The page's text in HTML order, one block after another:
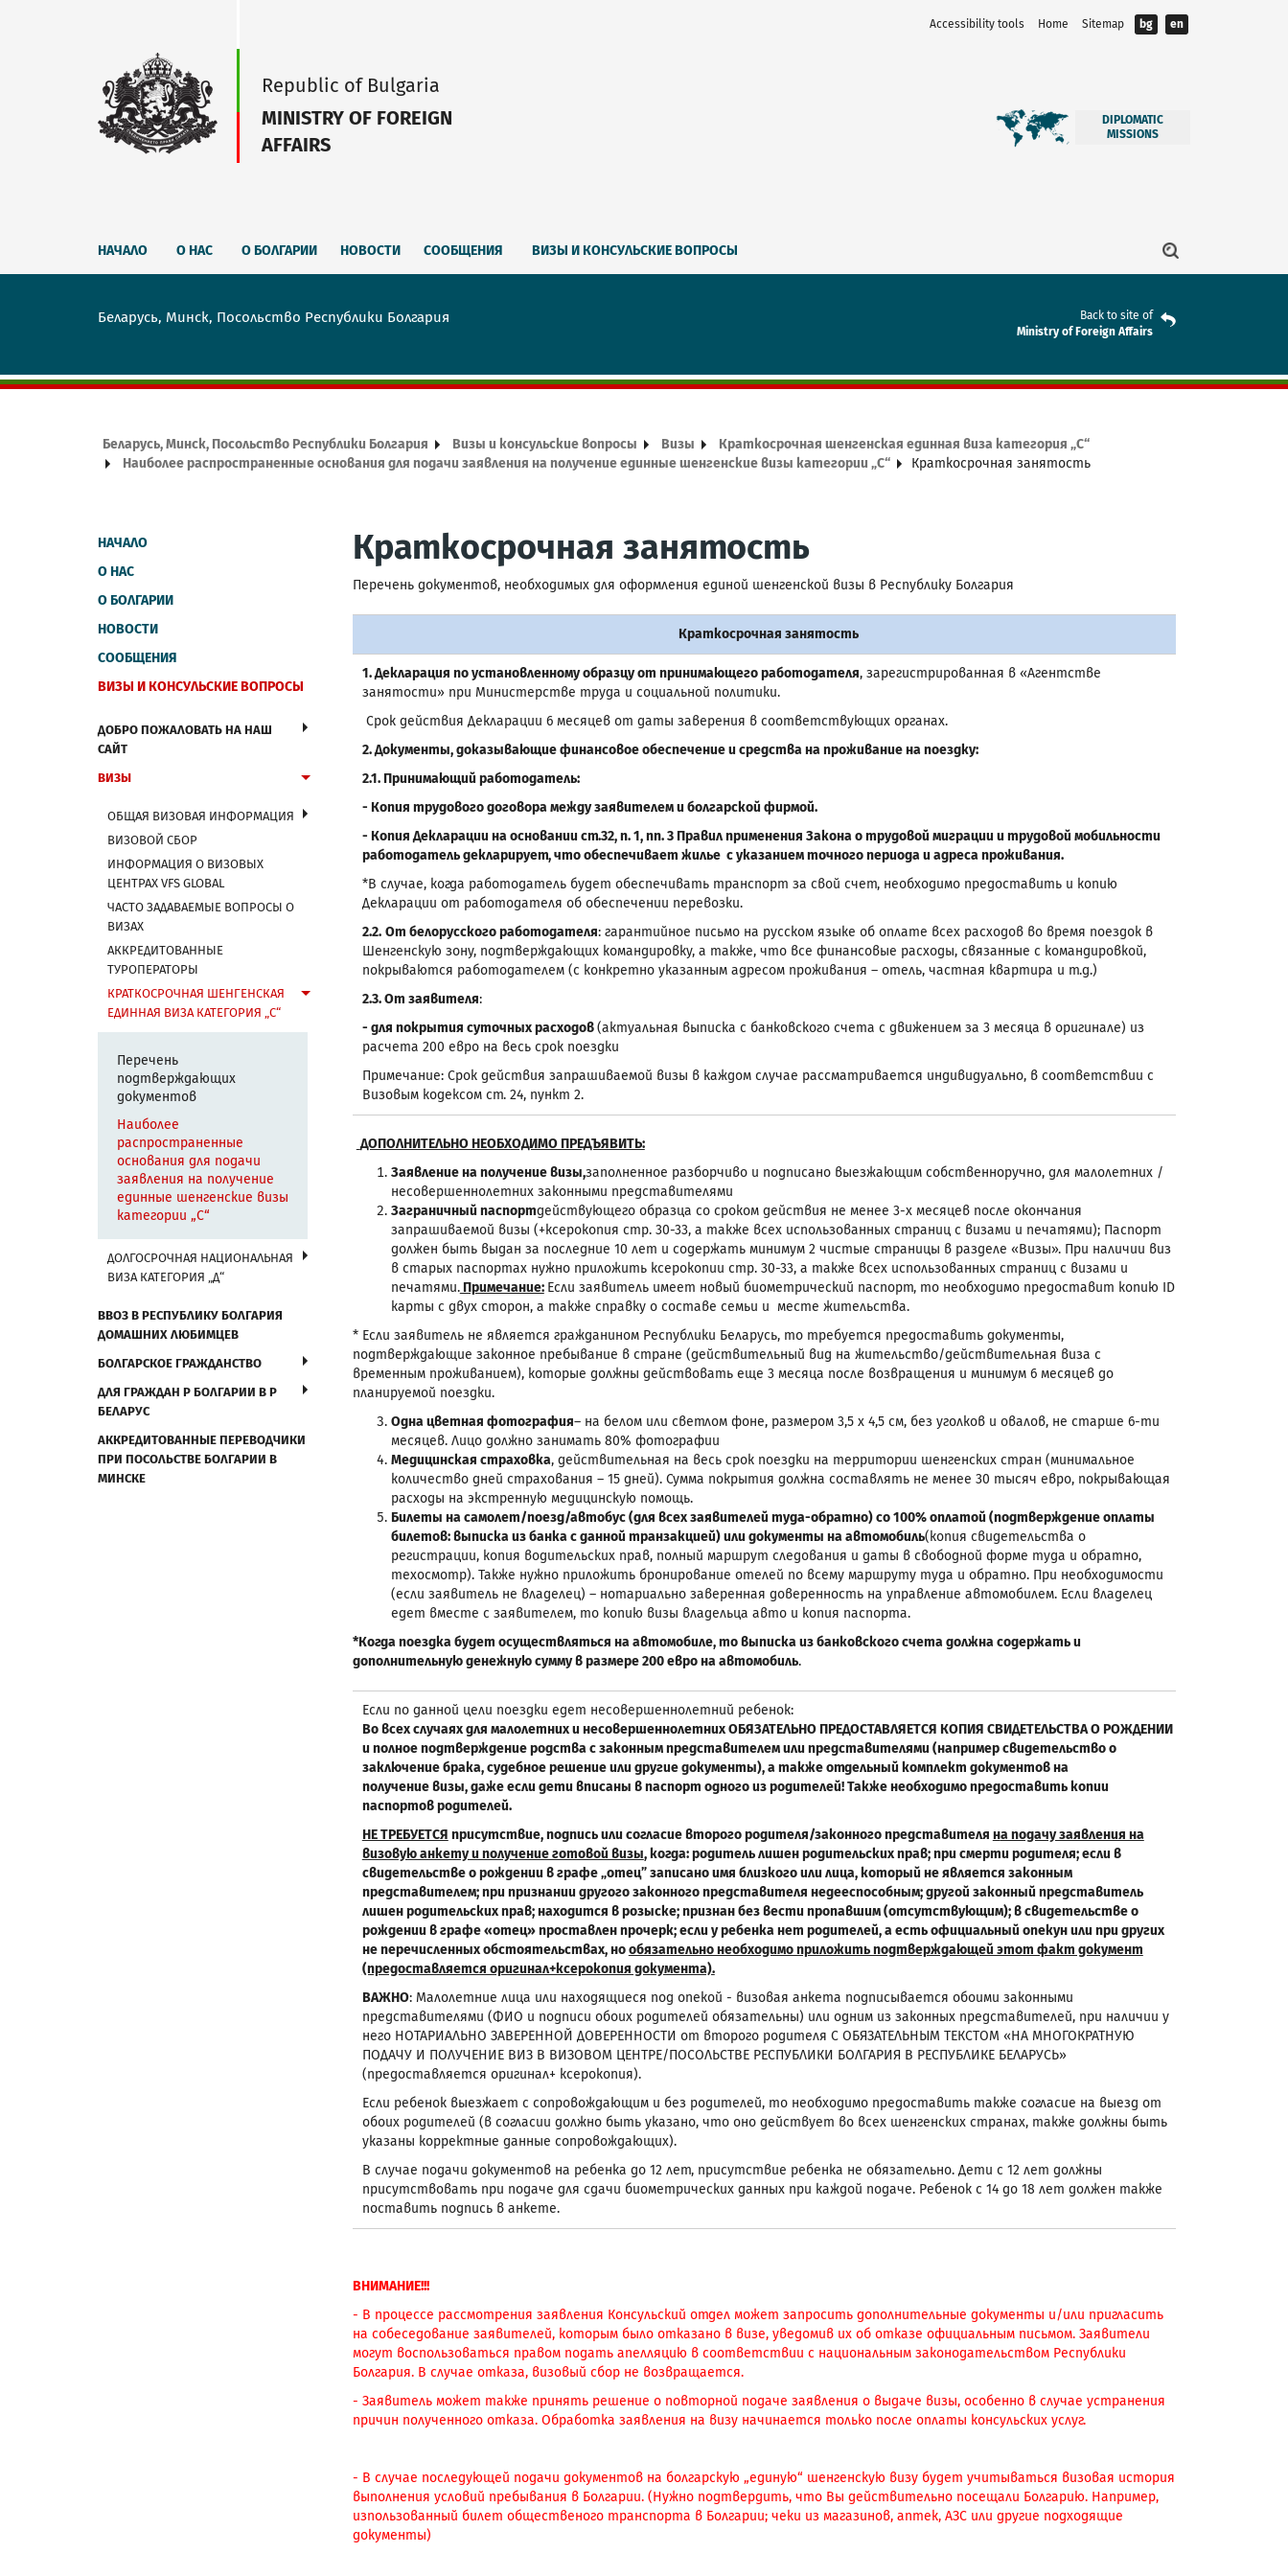
Accessibility tools Home Sitemap bg en
Republic of Bulgaria
MINISTRY OF FOREIGN
AFFAIRS
DIPLOMATIC
MISSIONS
НАЧАЛО О НАС О БОЛГАРИИ НОВОСТИ СООБЩЕНИЯ ВИЗЫ И КОНСУЛЬСКИЕ ВОПРОСЫ
Беларусь, Минск, Посольство Республики Болгария
Back to site of
Ministry of Foreign Affairs
Беларусь, Минск, Посольство Республики Болгария Визы и консульские вопросы Визы
Краткосрочная шенгенская единная виза категория „С“
Наиболее распространенные основания для подачи заявления на получение единные шенгенские визы категории „C“
Краткосрочная занятость
НАЧАЛО
О НАС
О БОЛГАРИИ
НОВОСТИ
СООБЩЕНИЯ
ВИЗЫ И КОНСУЛЬСКИЕ ВОПРОСЫ
ДОБРО ПОЖАЛОВАТЬ НА НАШ
САЙТ
ВИЗЫ
ОБЩАЯ ВИЗОВАЯ ИНФОРМАЦИЯ
ВИЗОВОЙ СБОР
ИНФОРМАЦИЯ О ВИЗОВЫХ
ЦЕНТРАХ VFS GLOBAL
ЧАСТО ЗАДАВАЕМЫЕ ВОПРОСЫ О
ВИЗАХ
АККРЕДИТОВАННЫЕ
ТУРОПЕРАТОРЫ
КРАТКОСРОЧНАЯ ШЕНГЕНСКАЯ
ЕДИННАЯ ВИЗА КАТЕГОРИЯ „С“
Перечень
подтверждающих
документов
Наиболее
распространенные
основания для подачи
заявления на получение
единные шенгенские визы
категории „C“
ДОЛГОСРОЧНАЯ НАЦИОНАЛЬНАЯ
ВИЗА КАТЕГОРИЯ „Д“
ВВОЗ В РЕСПУБЛИКУ БОЛГАРИЯ
ДОМАШНИХ ЛЮБИМЦЕВ
БОЛГАРСКОЕ ГРАЖДАНСТВО
ДЛЯ ГРАЖДАН Р БОЛГАРИИ В Р
БЕЛАРУС
АККРЕДИТОВАННЫЕ ПЕРЕВОДЧИКИ
ПРИ ПОСОЛЬСТВЕ БОЛГАРИИ В
МИНСКЕ
Краткосрочная занятость
Перечень документов, необходимых для оформления единой шенгенской визы в Республику Болгария
Краткосрочная занятость
1. Декларация по установленному образцу от принимающего работодателя, зарегистрированная в «Агентстве
занятости» при Министерстве труда и социальной политики.
Срок действия Декларации 6 месяцев от даты заверения в соответствующих органах.
2. Документы, доказывающие финансовое обеспечение и средства на проживание на поездку:
2.1. Принимающий работодатель:
- Копия трудового договора между заявителем и болгарской фирмой.
- Копия Декларации на основании ст.32, п. 1, пп. 3 Правил применения Закона о трудовой миграции и трудовой мобильности
работодатель декларирует, что обеспечивает жилье с указанием точного периода и адреса проживания.
*В случае, когда работодатель будет обеспечивать транспорт за свой счет, необходимо предоставить и копию
Декларации от работодателя об обеспечении перевозки.
2.2. От белорусского работодателя: гарантийное письмо на русском языке об оплате всех расходов во время поездок в
Шенгенскую зону, подтверждающих командировку, а также, что все финансовые расходы, связанные с командировкой,
покрываются работодателем (с конкретно указанным адресом проживания – отель, частная квартира и т.д.)
2.3. От заявителя:
- для покрытия суточных расходов(актуальная выписка с банковского счета с движением за 3 месяца в оригинале) из
расчета 200 евро на весь срок поездки
Примечание: Срок действия запрашиваемой визы в каждом случае рассматривается индивидуально, в соответствии с
Визовым кодексом ст. 24, пункт 2.
ДОПОЛНИТЕЛЬНО НЕОБХОДИМО ПРЕДЪЯВИТЬ:
Заявление на получение визы,заполненное разборчиво и подписано выезжающим собственноручно, для малолетних /
несовершеннолетних законными представителями
Заграничный паспортдействующего образца со сроком действия не менее 3-х месяцев после окончания
запрашиваемой визы (+ксерокопия стр. 30-33, а также всех использованных страниц с визами и печатями); Паспорт
должен быть выдан за последние 10 лет и содержать минимум 2 чистые страницы в разделе «Визы». При наличии виз
в старых паспортах нужно приложить ксерокопии стр. 30-33, а также всех использованных страниц с визами и
печатями.Примечание: Если заявитель имеет новый биометрический паспорт, то необходимо предоставит копию ID
карты с двух сторон, а также справку о составе семьи и месте жительства.
* Если заявитель не является гражданином Республики Беларусь, то требуется предоставить документы,
подтверждающие законное пребывание в стране (действительный вид на жительство/действительная виза с
временным проживанием), которые должны действовать еще 3 месяца после возвращения и минимум 6 месяцев до
планируемой поездки.
Одна цветная фотография– на белом или светлом фоне, размером 3,5 х 4,5 см, без уголков и овалов, не старше 6-ти
месяцев. Лицо должно занимать 80% фотографии
Медицинская страховка, действительная на весь срок поездки на территории шенгенских стран (минимальное
количество дней страхования – 15 дней). Сумма покрытия должна составлять не менее 30 тысяч евро, покрывающая
расходы на экстренную медицинскую помощь.
Билеты на самолет/поезд/автобус (для всех заявителей туда-обратно) со 100% оплатой (подтверждение оплаты
билетов: выписка из банка с данной транзакцией) или документы на автомобиль(копия свидетельства о
регистрации, копия водительских прав, полный маршрут следования и даты в свободной форме туда и обратно,
техосмотр). Также нужно приложить бронирование отелей по всему маршруту туда и обратно. При необходимости
(если заявитель не владелец) – нотариально заверенная доверенность на управление автомобилем. Если владелец
едет вместе с заявителем, то копию визы владельца авто и копия паспорта.
*Когда поездка будет осуществляться на автомобиле, то выписка из банковского счета должна содержать и
дополнительную денежную сумму в размере 200 евро на автомобиль.
Если по данной цели поездки едет несовершеннолетний ребенок:
Во всех случаях для малолетних и несовершеннолетних ОБЯЗАТЕЛЬНО ПРЕДОСТАВЛЯЕТСЯ КОПИЯ СВИДЕТЕЛЬСТВА О РОЖДЕНИИ
и полное подтверждение родства с законным представителем или представителями (например свидетельство о
заключение брака, судебное решение или другие документы), а также отдельный комплект документов на
получение визы, даже если дети вписаны в паспорт одного из родителей! Также необходимо предоставить копии
паспортов родителей.
НЕ ТРЕБУЕТСЯ присутствие, подпись или согласие второго родителя/законного представителя на подачу заявления на
визовую анкету и получение готовой визы, когда: родитель лишен родительских прав; при смерти родителя; если в
свидетельстве о рождении в графе„отец” записано имя близкого или лица, который не является законным
представителем; при признании другого законного представителя недееспособным; другой законный представитель
лишен родительских прав; находится в розыске; признан без вести пропавшим(отсутствующим); в свидетельстве о
рождении в графе «отец» проставлен прочерк; если у ребенка нет родителей, а есть официальный опекун или при других
не перечисленных обстоятельствах, нообязательно необходимо приложить подтверждающей этот факт документ
(предоставляется оригинал+ксерокопия документа).
ВАЖНО: Малолетние лица или находящиеся под опекой - визовая анкета подписывается обоими законными
представителями (ФИО и подписи обоих родителей обязательны) или одним из законных представителей, при наличии у
него НОТАРИАЛЬНО ЗАВЕРЕННОЙ ДОВЕРЕННОСТИ от второго родителя С ОБЯЗАТЕЛЬНЫМ ТЕКСТОМ «НА МНОГОКРАТНУЮ
ПОДАЧУ И ПОЛУЧЕНИЕ ВИЗ В ВИЗОВОМ ЦЕНТРЕ/ПОСОЛЬСТВЕ РЕСПУБЛИКИ БОЛГАРИЯ В РЕСПУБЛИКЕ БЕЛАРУСЬ»
(предоставляется оригинал+ ксерокопия).
Если ребенок выезжает с сопровождающим и без родителей, то необходимо предоставить также согласие на выезд от
обоих родителей (в согласии должно быть указано, что оно действует во всех шенгенских странах, также должны быть
указаны корректные данные сопровождающих).
В случае подачи документов на ребенка до 12 лет, присутствие ребенка не обязательно. Дети с 12 лет должны
присутствовать при подаче для сдачи биометрических данных при каждой подаче. Ребенок с 14 до 18 лет должен также
поставить подпись в анкете.
ВНИМАНИЕ!!!
- В процессе рассмотрения заявления Консульский отдел может запросить дополнительные документы и/или пригласить
на собеседование заявителей, которым было отказано в визе, уведомив их об отказе официальным письмом. Заявители
могут воспользоваться правом подать апелляцию в соответствии с национальным законодательством Республики
Болгария. В случае отказа, визовый сбор не возвращается.
- Заявитель может также принять решение о повторной подаче заявления о выдаче визы, особенно в случае устранения
причин полученного отказа. Обработка заявления на визу начинается только после оплаты консульских услуг.
- В случае последующей подачи документов на болгарскую „единую“ шенгенскую визу будет учитываться визовая история
выполнения условий пребывания в Болгарии. (Нужно подтвердить, что Вы действительно посещали Болгарию. Например,
изпользованный билет общественого транспорта в Болгарии; чеки из магазинов, аптек, АЗС или другие подходящие
документы)